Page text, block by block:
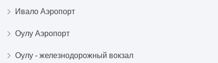
Ивало Аэропорт
Оулу Аэропорт
Оулу - железнодорожный вокзал